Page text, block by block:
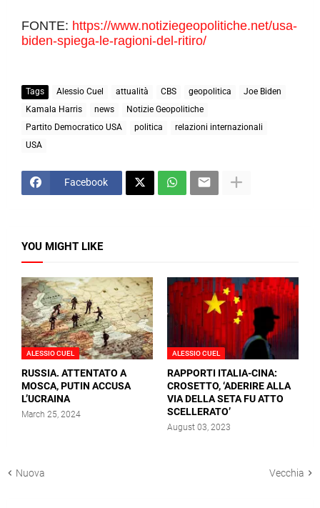
FONTE: https://www.notiziegeopolitiche.net/usa-
biden-spiega-le-ragioni-del-ritiro/
Tags Alessio Cuel attualità CBS geopolitica
Joe Biden
Kamala Harris
news
Notizie Geopolitiche
Partito Democratico USA
politica
relazioni internazionali
USA
Facebook
YOU MIGHT LIKE
ALESSIO CUEL
RUSSIA. ATTENTATO A
MOSCA, PUTIN ACCUSA
L’UCRAINA
March 25, 2024
ALESSIO CUEL
RAPPORTI ITALIA-CINA:
CROSETTO, ‘ADERIRE ALLA
VIA DELLA SETA FU ATTO
SCELLERATO’
August 03, 2023
Nuova Vecchia